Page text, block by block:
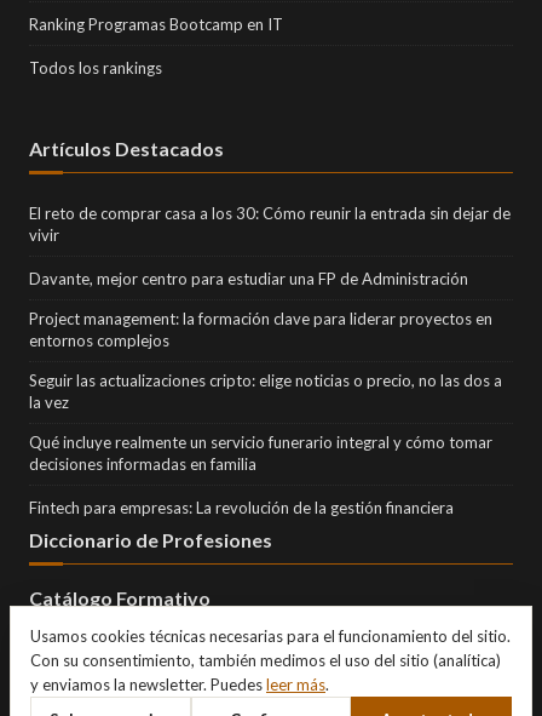
Ranking Programas Bootcamp en IT
Todos los rankings
Artículos Destacados
El reto de comprar casa a los 30: Cómo reunir la entrada sin dejar de
vivir
Davante, mejor centro para estudiar una FP de Administración
Project management: la formación clave para liderar proyectos en
entornos complejos
Seguir las actualizaciones cripto: elige noticias o precio, no las dos a
la vez
Qué incluye realmente un servicio funerario integral y cómo tomar
decisiones informadas en familia
Fintech para empresas: La revolución de la gestión financiera
Diccionario de Profesiones
Catálogo Formativo
Usamos cookies técnicas necesarias para el funcionamiento del sitio.
Con su consentimiento, también medimos el uso del sitio (analítica)
y enviamos la newsletter. Puedesleer más.